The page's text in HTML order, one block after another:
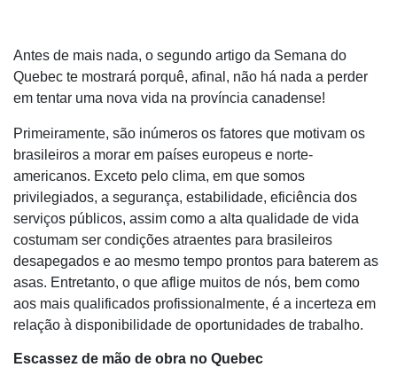
Antes de mais nada, o segundo artigo da Semana do
Quebec te mostrará porquê, afinal, não há nada a perder
em tentar uma nova vida na província canadense!
Primeiramente, são inúmeros os fatores que motivam os
brasileiros a morar em países europeus e norte-
americanos. Exceto pelo clima, em que somos
privilegiados, a segurança, estabilidade, eficiência dos
serviços públicos, assim como a alta qualidade de vida
costumam ser condições atraentes para brasileiros
desapegados e ao mesmo tempo prontos para baterem as
asas. Entretanto, o que aflige muitos de nós, bem como
aos mais qualificados profissionalmente, é a incerteza em
relação à disponibilidade de oportunidades de trabalho.
Escassez de mão de obra no Quebec